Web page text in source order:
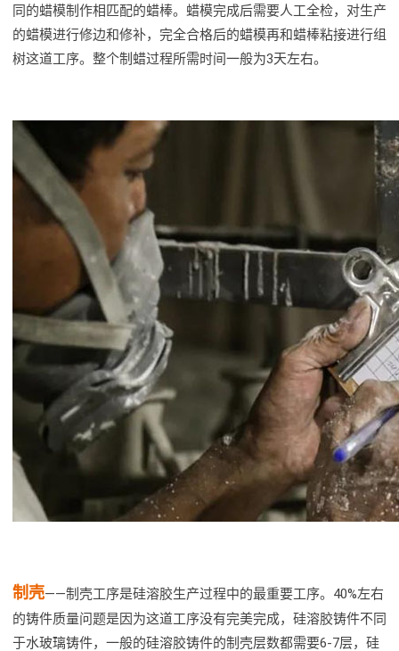
同的蜡模制作相匹配的蜡棒。蜡模完成后需要人工全检，对生产
的蜡模进行修边和修补，完全合格后的蜡模再和蜡棒粘接进行组
树这道工序。整个制蜡过程所需时间一般为3天左右。
制壳——制壳工序是硅溶胶生产过程中的最重要工序。40%左右
的铸件质量问题是因为这道工序没有完美完成，硅溶胶铸件不同
于水玻璃铸件，一般的硅溶胶铸件的制壳层数都需要6-7层，硅